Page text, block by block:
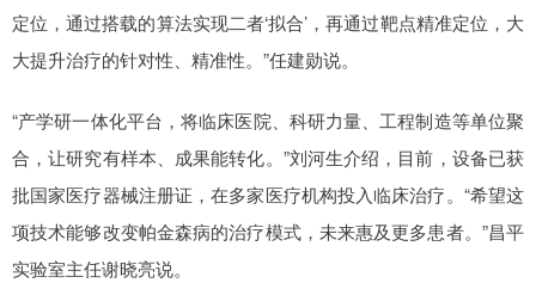
定位，通过搭载的算法实现二者‘拟合’，再通过靶点精准定位，大
大提升治疗的针对性、精准性。”任建勋说。
“产学研一体化平台，将临床医院、科研力量、工程制造等单位聚
合，让研究有样本、成果能转化。”刘河生介绍，目前，设备已获
批国家医疗器械注册证，在多家医疗机构投入临床治疗。“希望这
项技术能够改变帕金森病的治疗模式，未来惠及更多患者。”昌平
实验室主任谢晓亮说。